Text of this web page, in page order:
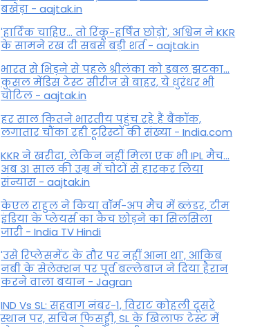
बखेड़ा - aajtak.in
'हार्दिक चाहिए... तो रिंकू-हर्षित छोड़ो', अश्विन ने KKR
के सामने रख दी सबसे बड़ी शर्त - aajtak.in
भारत से भिड़ने से पहले श्रीलंका को डबल झटका...
कुसल मेंडिस टेस्ट सीरीज से बाहर, ये धुरंधर भी
चोटिल - aajtak.in
हर साल कितने भारतीय पहुंच रहे हैं बैंकॉक,
लगातार चौंका रही टूरिस्टों की संख्या - India.com
KKR ने खरीदा, लेकिन नहीं मिला एक भी IPL मैच...
अब 31 साल की उम्र में चोटों से हारकर लिया
संन्यास - aajtak.in
केएल राहुल ने किया वॉर्म-अप मैच में ब्लंडर, टीम
इंडिया के प्लेयर्स का कैच छोड़ने का सिलसिला
जारी - India TV Hindi
'उसे रिप्लेसमेंट के तौर पर नहीं आना था', आकिब
नबी के सेलेक्शन पर पूर्व बल्लेबाज ने दिया हैरान
करने वाला बयान - Jagran
IND Vs SL: सहवाग नंबर-1, विराट कोहली दूसरे
स्थान पर, सचिन फिसड्डी, SL के खिलाफ टेस्ट में